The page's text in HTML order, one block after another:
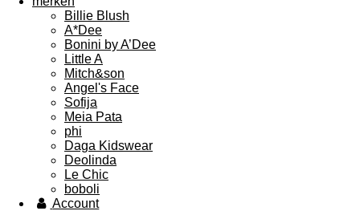
Billie Blush
A*Dee
Bonini by A’Dee
Little A
Mitch&son
Angel's Face
Sofija
Meia Pata
phi
Daga Kidswear
Deolinda
Le Chic
boboli
Account